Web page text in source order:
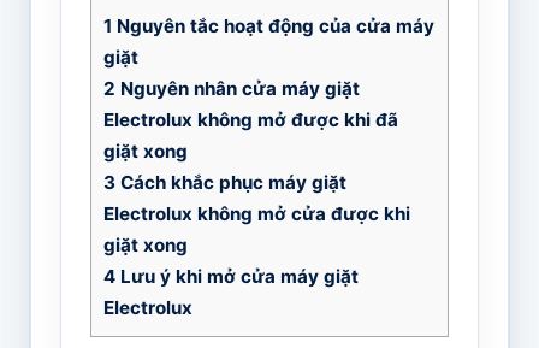
1 Nguyên tắc hoạt động của cửa máy
giặt
2 Nguyên nhân cửa máy giặt
Electrolux không mở được khi đã
giặt xong
3Cách khắc phục máy giặt
Electrolux không mở cửa được khi
giặt xong
4Lưu ý khi mở cửa máy giặt
Electrolux